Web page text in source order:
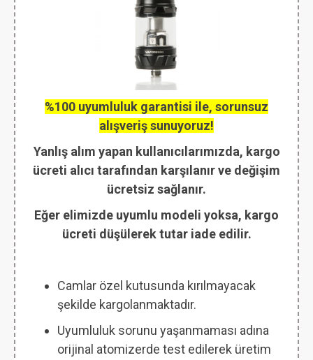
%100 uyumluluk garantisi ile, sorunsuz
alışveriş sunuyoruz!
Yanlış alım yapan kullanıcılarımızda, kargo
ücreti alıcı tarafından karşılanır ve değişim
ücretsiz sağlanır.
Eğer elimizde uyumlu modeli yoksa, kargo
ücreti düşülerek tutar iade edilir.
Camlar özel kutusunda kırılmayacak
şekilde kargolanmaktadır.
Uyumluluk sorunu yaşanmaması adına
orijinal atomizerde test edilerek üretim